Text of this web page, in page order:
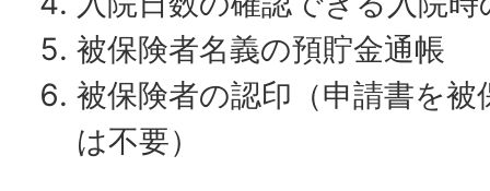
被保険者名義の預貯金通帳
被保険者の認印（申請書を
は不要）